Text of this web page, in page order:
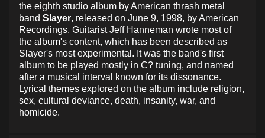
the eighth studio album by American thrash metal
band Slayer, released on June 9, 1998, by American
Recordings. Guitarist Jeff Hanneman wrote most of
the album's content, which has been described as
Slayer's most experimental. It was the band's first
album to be played mostly in C? tuning, and named
after a musical interval known for its dissonance.
Lyrical themes explored on the album include religion,
sex, cultural deviance, death, insanity, war, and
homicide.